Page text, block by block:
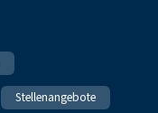
Stellenangebote